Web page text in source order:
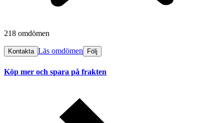
218 omdömen
Kontakta Läs omdömen Följ
Köp mer och spara på frakten